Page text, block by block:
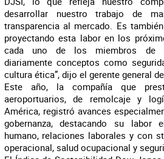
desarrollar nuestro trabajo de
transparencia al mercado. Es
proyectando esta labor en los
cada uno de los miembros de
diariamente conceptos como
cultura ética”, dijo el gerente general
Este año, la compañía que
aeroportuarios, de remolcaje y
América, registró avances
gobernanza, destacando su labor
humano, relaciones laborales y con
operacional, salud ocupacional y